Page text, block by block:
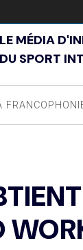
LE MÉDIA
DU SPORT